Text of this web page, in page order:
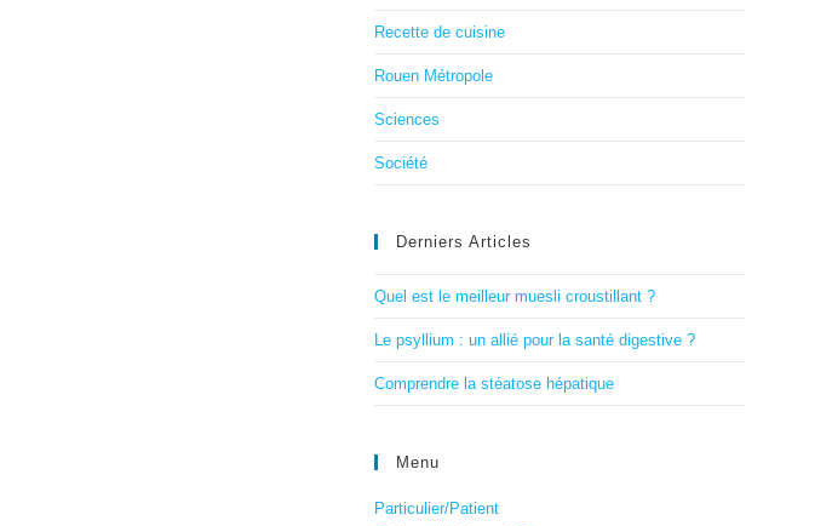
Recette de cuisine
Rouen Métropole
Sciences
Société
Derniers Articles
Quel est le meilleur muesli croustillant ?
Le psyllium : un allié pour la santé digestive ?
Comprendre la stéatose hépatique
Menu
Particulier/Patient